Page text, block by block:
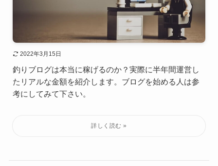
2022年3月15日
釣りブログは本当に稼げるのか？実際に半年間運営し
たリアルな金額を紹介します。ブログを始める人は参
考にしてみて下さい。